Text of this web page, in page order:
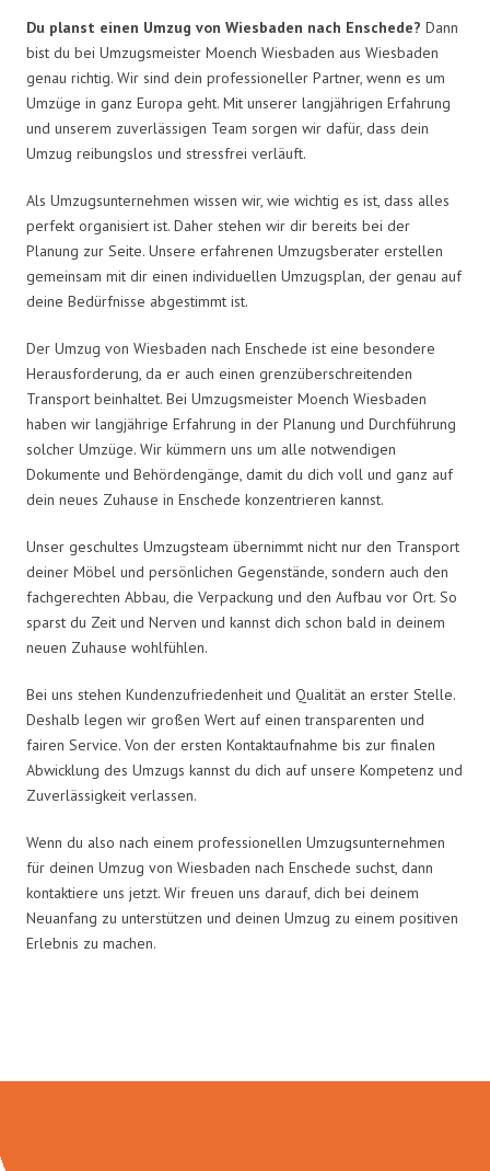
Du planst einen Umzug von Wiesbaden nach Enschede? Dann
bist du bei Umzugsmeister Moench Wiesbaden aus Wiesbaden
genau richtig. Wir sind dein professioneller Partner, wenn es um
Umzüge in ganz Europa geht. Mit unserer langjährigen Erfahrung
und unserem zuverlässigen Team sorgen wir dafür, dass dein
Umzug reibungslos und stressfrei verläuft.
Als Umzugsunternehmen wissen wir, wie wichtig es ist, dass alles
perfekt organisiert ist. Daher stehen wir dir bereits bei der
Planung zur Seite. Unsere erfahrenen Umzugsberater erstellen
gemeinsam mit dir einen individuellen Umzugsplan, der genau auf
deine Bedürfnisse abgestimmt ist.
Der Umzug von Wiesbaden nach Enschede ist eine besondere
Herausforderung, da er auch einen grenzüberschreitenden
Transport beinhaltet. Bei Umzugsmeister Moench Wiesbaden
haben wir langjährige Erfahrung in der Planung und Durchführung
solcher Umzüge. Wir kümmern uns um alle notwendigen
Dokumente und Behördengänge, damit du dich voll und ganz auf
dein neues Zuhause in Enschede konzentrieren kannst.
Unser geschultes Umzugsteam übernimmt nicht nur den Transport
deiner Möbel und persönlichen Gegenstände, sondern auch den
fachgerechten Abbau, die Verpackung und den Aufbau vor Ort. So
sparst du Zeit und Nerven und kannst dich schon bald in deinem
neuen Zuhause wohlfühlen.
Bei uns stehen Kundenzufriedenheit und Qualität an erster Stelle.
Deshalb legen wir großen Wert auf einen transparenten und
fairen Service. Von der ersten Kontaktaufnahme bis zur finalen
Abwicklung des Umzugs kannst du dich auf unsere Kompetenz und
Zuverlässigkeit verlassen.
Wenn du also nach einem professionellen Umzugsunternehmen
für deinen Umzug von Wiesbaden nach Enschede suchst, dann
kontaktiere uns jetzt. Wir freuen uns darauf, dich bei deinem
Neuanfang zu unterstützen und deinen Umzug zu einem positiven
Erlebnis zu machen.